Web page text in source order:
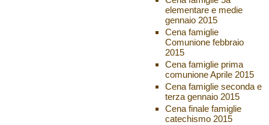
elementare e medie
gennaio 2015
Cena famiglie
Comunione febbraio
2015
Cena famiglie prima
comunione Aprile 2015
Cena famiglie seconda e
terza gennaio 2015
Cena finale famiglie
catechismo 2015